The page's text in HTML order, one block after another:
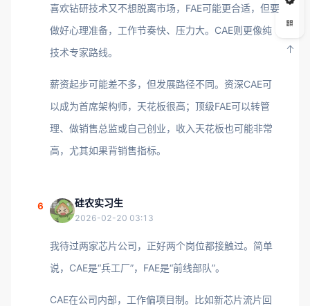
喜欢钻研技术又不想脱离市场，FAE可能更合适，但要
做好心理准备，工作节奏快、压力大。CAE则更像纯
技术专家路线。
薪资起步可能差不多，但发展路径不同。资深CAE可
以成为首席架构师，天花板很高；顶级FAE可以转管
理、做销售总监或自己创业，收入天花板也可能非常
高，尤其如果背销售指标。
6 硅农实习生
2026-02-20 03:13
我待过两家芯片公司，正好两个岗位都接触过。简单
说，CAE是“兵工厂”，FAE是“前线部队”。
CAE在公司内部，工作偏项目制。比如新芯片流片回